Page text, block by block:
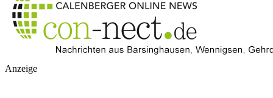
Anzeige